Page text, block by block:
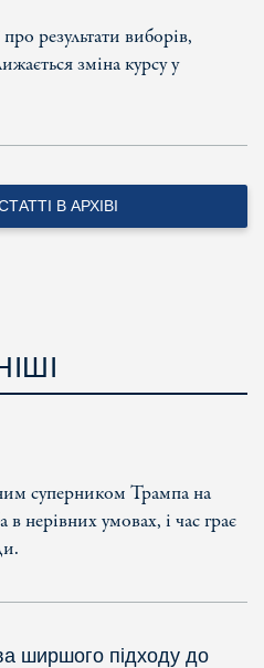
результати виборів,
зміна курсу у
В АРХІВІ
суперником Трампа на
нерівних умовах, і час грає
ширшого підходу до